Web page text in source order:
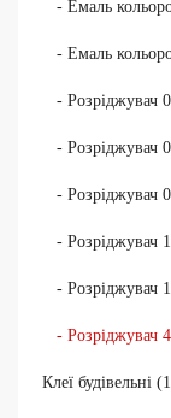
- Емаль
- Емаль
- Розріджувач
- Розріджувач
- Розріджувач
- Розріджувач
- Розріджувач
- Розріджувач
Клеї будівельні